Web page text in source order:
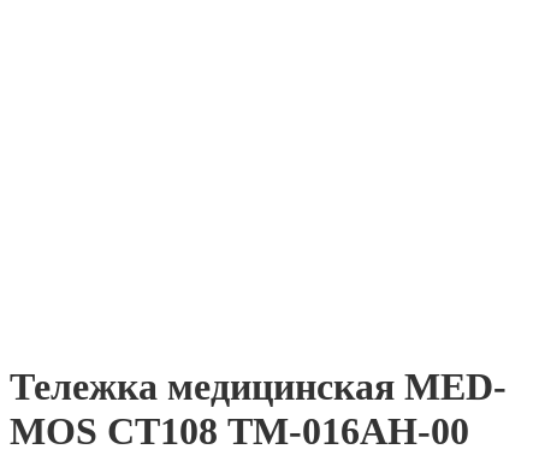
Тележка медицинская MED-
MOS СТ108 ТМ-016АН-00